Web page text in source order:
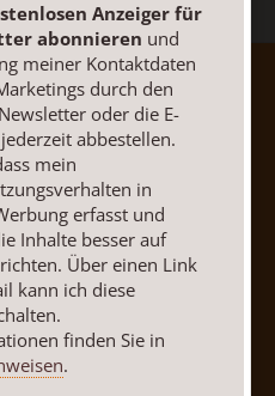
Datenschutz
Impressum
Abo online kündigen
Anzeiger für
abonnieren und
meiner Kontaktdaten
durch den
oder die E-
abbestellen.
mein
in
erfasst und
Inhalte besser auf
Über einen Link
kann ich diese
finden Sie in
.